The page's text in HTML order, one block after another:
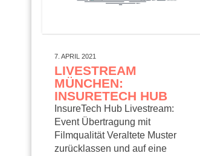
7. APRIL 2021
LIVESTREAM
MÜNCHEN:
INSURETECH HUB
InsureTech Hub Livestream:
Event Übertragung mit
Filmqualität Veraltete Muster
zurücklassen und auf eine